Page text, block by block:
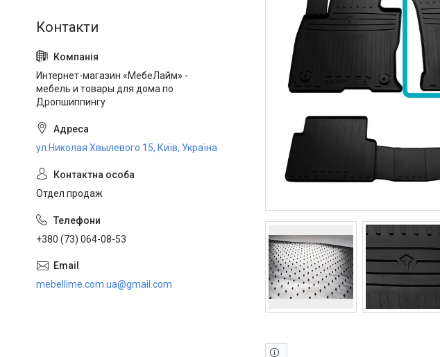
Интернет-магазин «МебеЛайм» -
мебель и товары для дома по
Дропшиппингу
ул.Николая Хвылевого 15, Київ, Україна
Отдел продаж
+380 (73) 064-08-53
mebellime.com.ua@gmail.com